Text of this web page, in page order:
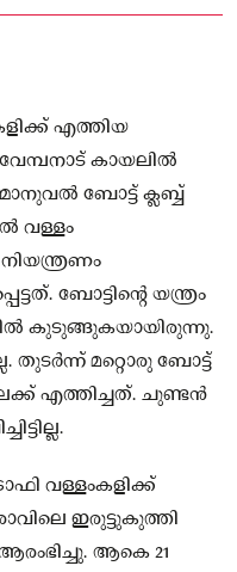
എത്തിയ
കായലിൽ
ബോട്ട് ക്ലബ്ബ്
വള്ളം
ബോട്ടിന്റെ യന്ത്രം
കുടുങ്ങുകയായിരുന്നു.
തുടർന്ന് മറ്റൊരു ബോട്ട്
എത്തിച്ചത്. ചുണ്ടൻ
വള്ളംകളിക്ക്
ഇരുട്ടുകുത്തി
ആകെ 21